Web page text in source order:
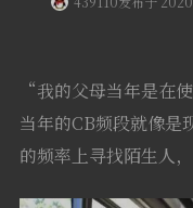
黄河新闻
活动竞赛
行业新闻
图文教程
器材专区
车载类别
编号申请
黄河直播
“我的父母当年是在
当年的CB频段就像是
的频率上寻找陌生人